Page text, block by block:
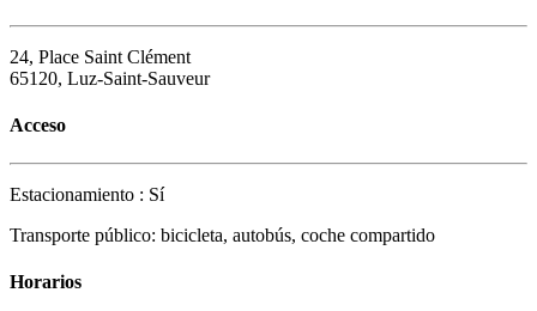
24, Place Saint Clément
65120, Luz-Saint-Sauveur
Acceso
Estacionamiento : Sí
Transporte público: bicicleta, autobús, coche compartido
Horarios